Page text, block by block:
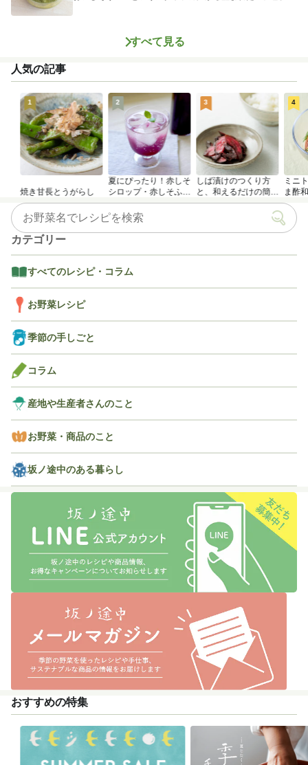
すべて見る
人気の記事
1
焼き甘長とうがらし
2
夏にぴったり！赤しそ
シロップ・赤しそふり
かけのつくり方
3
しば漬けのつくり方
と、和えるだけの簡単
アレンジレシピ
4
ミニ
ま酢
カテゴリー
すべてのレシピ・コラム
お野菜レシピ
季節の手しごと
コラム
産地や生産者さんのこと
お野菜・商品のこと
坂ノ途中のある暮らし
おすすめの特集